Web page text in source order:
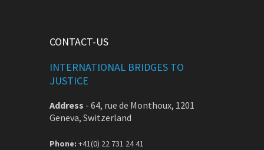
CONTACT-US
INTERNATIONAL BRIDGES TO
JUSTICE
Address - 64, rue de Monthoux, 1201
Geneva, Switzerland
Phone: +41(0) 22 731 24 41